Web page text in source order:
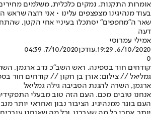
אומרות התקנות, נמקים כלכלית, משלמים
בעוד מנהיגינו מצפצפים עלינו • אני רוצה
שאר ה"מחפפים" יסתכלו בעיניי אחי הקטן,
דעה
אמילי עמרוסי
6/10/2020, 19:29
,עודכן7/10/2020, 04:39
0
קודחים חור בספינה. ראש השב"כ נדב ארגמן,
גמליאל // צילום: אורן בן חקון // קודחים חור
ארגמן, השרה להגנת הסביבה גילה גמליאל
אנחנו טובים מכם. העם הזה טוב מבעלי
העם בוגר ממנהיגיו. הציבור נבון ואחראי יותר